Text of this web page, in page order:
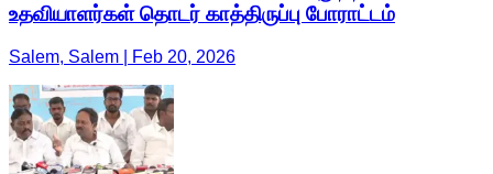
உதவியாளர்கள் தொடர் காத்திருப்பு போராட்டம்
Salem, Salem | Feb 20, 2026